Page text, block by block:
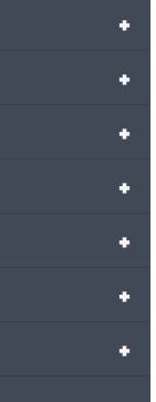
+
+
+
+
+
+
+